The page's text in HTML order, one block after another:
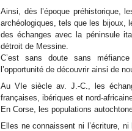
Ainsi, dès l’époque préhistorique,
archéologiques, tels que les bijoux,
des échanges avec la péninsule
détroit de Messine.
C’est sans doute sans
l’opportunité de découvrir ainsi de
Au VIe siècle av. J.-C., les
françaises, ibériques et nord-
En Corse, les populations
Elles ne connaissent ni l’écriture,